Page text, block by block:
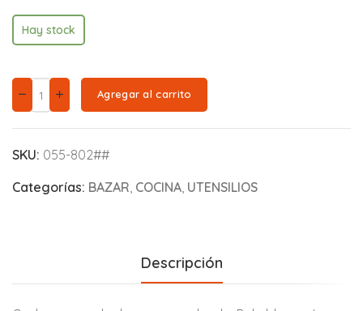
Hay stock
Agregar al carrito
SKU: 055-802##
Categorías: BAZAR COCINA UTENSILIOS
Descripción